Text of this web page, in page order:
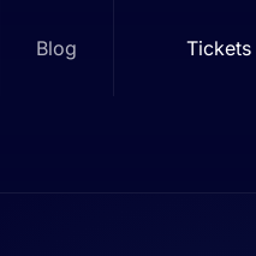
Blog Tickets